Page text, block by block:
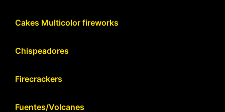
Cakes Multicolor fireworks
Chispeadores
Firecrackers
Fuentes/Volcanes